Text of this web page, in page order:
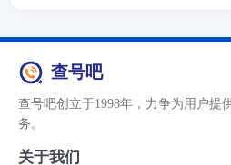
查号吧
查号吧创立于1998年，力争为用户提
务。
关于我们